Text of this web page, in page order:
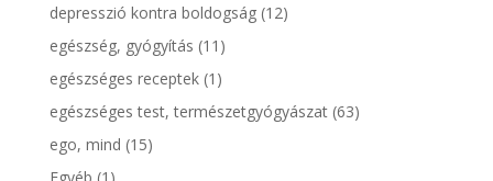
depresszió kontra boldogság(12)
egészség, gyógyítás (11)
egészséges receptek(1)
egészséges test, természetgyógyászat(63)
ego, mind (15)
Egyéb (1)